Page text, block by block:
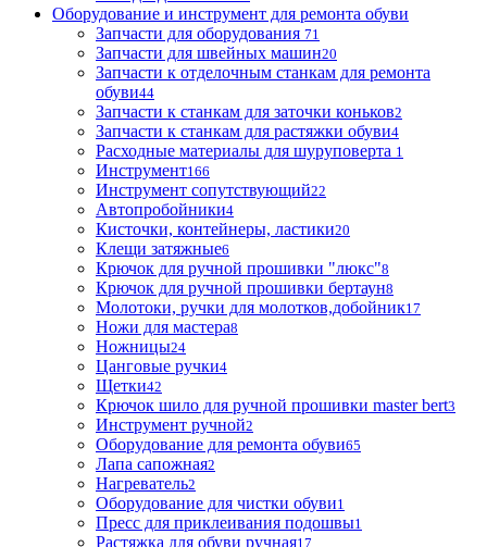
Оборудование и инструмент для ремонта обуви
Запчасти для оборудования 71
Запчасти для швейных машин20
Запчасти к отделочным станкам для ремонта
обуви44
Запчасти к станкам для заточки коньков2
Запчасти к станкам для растяжки обуви4
Расходные материалы для шуруповерта 1
Инструмент166
Инструмент сопутствующий22
Автопробойники4
Кисточки, контейнеры, ластики20
Клещи затяжные6
Крючок для ручной прошивки "люкс"8
Крючок для ручной прошивки бертаун8
Молотоки, ручки для молотков,добойник17
Ножи для мастера8
Ножницы24
Цанговые ручки4
Щетки42
Крючок шило для ручной прошивки master bert3
Инструмент ручной2
Оборудование для ремонта обуви65
Лапа сапожная2
Нагреватель2
Оборудование для чистки обуви1
Пресс для приклеивания подошвы1
Растяжка для обуви ручная17